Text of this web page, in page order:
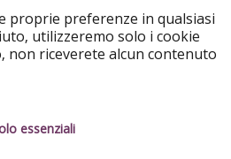
Informazioni legali
Termini d' Uso
proprie preferenze in qualsiasi
utilizzeremo solo i cookie
non riceverete alcun contenuto
essenziali